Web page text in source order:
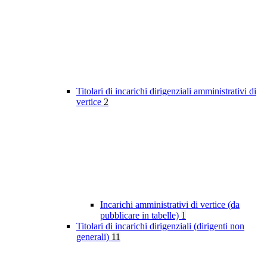
Titolari di incarichi dirigenziali amministrativi di
vertice 2
Incarichi amministrativi di vertice (da
pubblicare in tabelle) 1
Titolari di incarichi dirigenziali (dirigenti non
generali) 11